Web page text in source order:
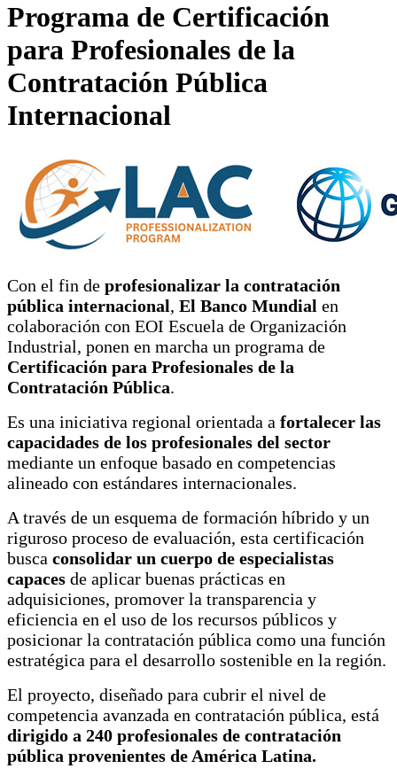
Programa de Certificación
para Profesionales de la
Contratación Pública
Internacional
Con el fin de profesionalizar la contratación
pública internacional, El Banco Mundial en
colaboración con EOI Escuela de Organización
Industrial, ponen en marcha un programa de
Certificación para Profesionales de la
Contratación Pública.
Es una iniciativa regional orientada a fortalecer las
capacidades de los profesionales del sector
mediante un enfoque basado en competencias
alineado con estándares internacionales.
A través de un esquema de formación híbrido y un
riguroso proceso de evaluación, esta certificación
busca consolidar un cuerpo de especialistas
capaces de aplicar buenas prácticas en
adquisiciones, promover la transparencia y
eficiencia en el uso de los recursos públicos y
posicionar la contratación pública como una función
estratégica para el desarrollo sostenible en la región.
El proyecto, diseñado para cubrir el nivel de
competencia avanzada en contratación pública, está
dirigido a 240 profesionales de contratación
pública provenientes de América Latina.